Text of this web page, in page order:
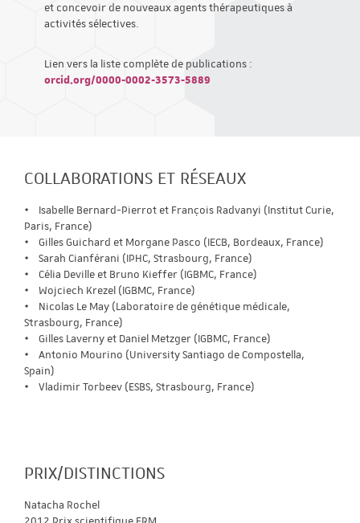
et concevoir de nouveaux agents thérapeutiques à
activités sélectives.
Lien vers la liste complète de publications :
orcid.org/0000-0002-3573-5889
COLLABORATIONS ET RÉSEAUX
• Isabelle Bernard-Pierrot et François Radvanyi (Institut Curie,
Paris, France)
• Gilles Guichard et Morgane Pasco (IECB, Bordeaux, France)
• Sarah Cianférani (IPHC, Strasbourg, France)
• Célia Deville et Bruno Kieffer (IGBMC, France)
• Wojciech Krezel (IGBMC, France)
• Nicolas Le May (Laboratoire de génétique médicale,
Strasbourg, France)
• Gilles Laverny et Daniel Metzger (IGBMC, France)
• Antonio Mourino (University Santiago de Compostella,
Spain)
• Vladimir Torbeev (ESBS, Strasbourg, France)
PRIX/DISTINCTIONS
Natacha Rochel